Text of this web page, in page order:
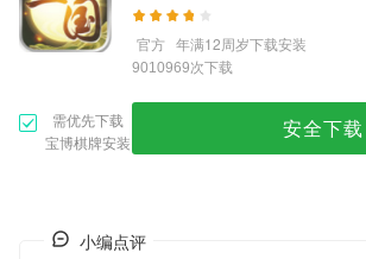
官方 年满12周岁下载安装
9010969次下载
需优先下载
宝博棋牌安装
安全下载
小编点评